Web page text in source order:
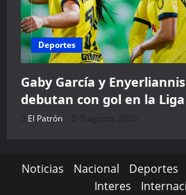
Deportes
Gaby García y
debutan con gol en la
El Patrón 5 agosto, 2026
Noticias Nacional Deportes
Interes